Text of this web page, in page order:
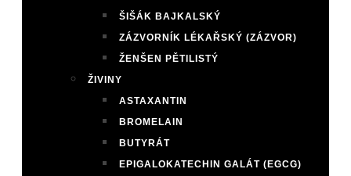
ŠIŠÁK BAJKALSKÝ
ZÁZVORNÍK LÉKAŘSKÝ (ZÁZVOR)
ŽENŠEN PĚTILISTÝ
ŽIVINY
ASTAXANTIN
BROMELAIN
BUTYRÁT
EPIGALOKATECHIN GALÁT (EGCG)